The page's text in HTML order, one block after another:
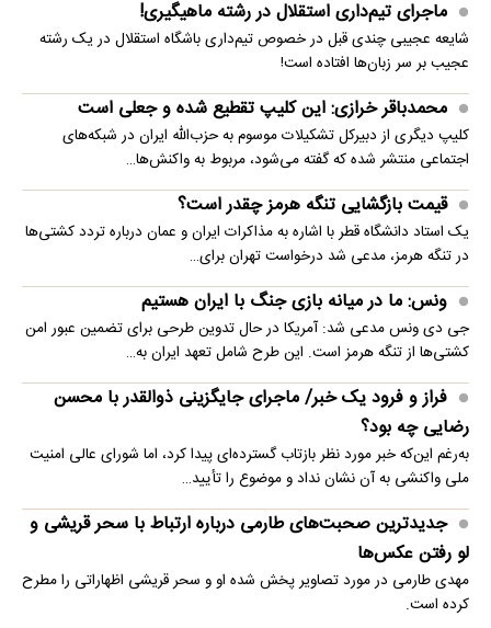
ماجرای تیم‌داری استقلال در رشته ماهیگیری!
شایعه عجیبی چندی قبل در خصوص تیم‌داری باشگاه استقلال در یک رشته
عجیب بر سر زبان‌ها افتاده است!
محمدباقر خرازی: این کلیپ تقطیع شده و جعلی است
کلیپ دیگری از دبیرکل تشکیلات موسوم به حزب‌الله ایران در شبکه‌های
اجتماعی منتشر شده که گفته می‌شود، مربوط به واکنش‌ها…
قیمت بازگشایی تنگه هرمز چقدر است؟
یک استاد دانشگاه قطر با اشاره به مذاکرات ایران و عمان درباره تردد کشتی‌ها
در تنگه هرمز، مدعی شد درخواست تهران برای…
ونس: ما در میانه بازی جنگ با ایران هستیم
جی دی ونس مدعی شد: آمریکا در حال تدوین طرحی برای تضمین عبور امن
کشتی‌ها از تنگه هرمز است. این طرح شامل تعهد ایران به…
فراز و فرود یک خبر/ ماجرای جایگزینی ذوالقدر با محسن
رضایی چه بود؟
به‌رغم این‌که خبر مورد نظر بازتاب گسترده‌ای پیدا کرد، اما شورای عالی امنیت
ملی واکنشی به آن نشان نداد و موضوع را تأیید…
جدیدترین صحبت‌های طارمی درباره ارتباط با سحر قریشی و
لو رفتن عکس‌ها
مهدی طارمی در مورد تصاویر پخش شده او و سحر قریشی اظهاراتی را مطرح
کرده است.